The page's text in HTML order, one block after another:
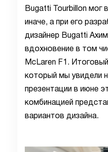
Bugatti Tourbillon мог
иначе, а при его
дизайнер Bugatti
вдохновение в том
McLaren F1.
который мы увидели
презентации в июне
комбинацией
вариантов дизайна.